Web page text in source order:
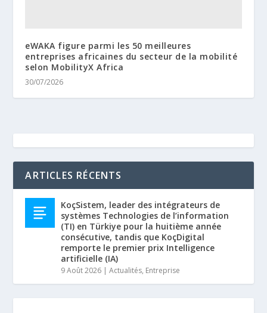
eWAKA figure parmi les 50 meilleures
entreprises africaines du secteur de la mobilité
selon MobilityX Africa
30/07/2026
ARTICLES RÉCENTS
KoçSistem, leader des intégrateurs de
systèmes Technologies de l’information
(TI) en Türkiye pour la huitième année
consécutive, tandis que KoçDigital
remporte le premier prix Intelligence
artificielle (IA)
9 Août 2026 |Actualités, Entreprise